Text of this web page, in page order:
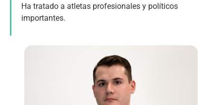
Ha tratado a atletas profesionales y políticos
importantes.